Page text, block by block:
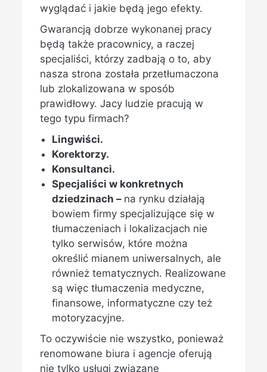
wyglądać i jakie będą jego efekty.
Gwarancją dobrze wykonanej pracy
będą także pracownicy, a raczej
specjaliści, którzy zadbają o to, aby
nasza strona została przetłumaczona
lub zlokalizowana w sposób
prawidłowy. Jacy ludzie pracują w
tego typu firmach?
Lingwiści.
Korektorzy.
Konsultanci.
Specjaliści w konkretnych
dziedzinach – na rynku działają
bowiem firmy specjalizujące się w
tłumaczeniach i lokalizacjach nie
tylko serwisów, które można
określić mianem uniwersalnych, ale
również tematycznych. Realizowane
są więc tłumaczenia medyczne,
finansowe, informatyczne czy też
motoryzacyjne.
To oczywiście nie wszystko, ponieważ
renomowane biura i agencje oferują
nie tylko usługi związane